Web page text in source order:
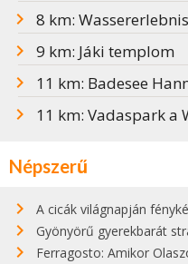
8 km:
9 km: Jáki templom
11 km: Badesee
11 km: Vadaspark a
Népszerű
A cicák világnapján
Gyönyörű gyerekbarát strandok
Ferragosto: Amikor